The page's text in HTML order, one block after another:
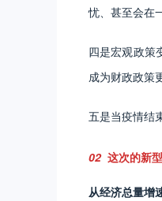
忧、甚至会在
四是宏观政策
成为财政政策
五是当疫情结
02 这次的新
从经济总量增